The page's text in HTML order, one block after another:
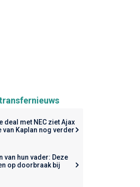
deal met NEC ziet Ajax
van Kaplan nog verder
van hun vader: Deze
op doorbraak bij